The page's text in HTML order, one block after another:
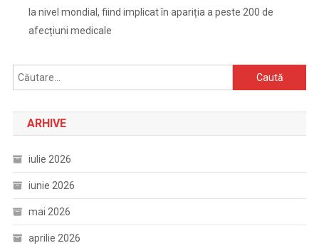
la nivel mondial, fiind implicat în apariția a peste 200 de
afecțiuni medicale
Caută
după:
ARHIVE
iulie 2026
iunie 2026
mai 2026
aprilie 2026